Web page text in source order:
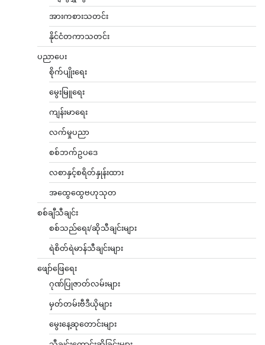
အားကစားသတင်း
နိုင်ငံတကာသတင်း
ပညာပေး
စိုက်ပျိုးရေး
မွေးမြူရေး
ကျန်းမာရေး
လက်မှုပညာ
စစ်ဘက်ဥပဒေ
လစာနှင့်စရိတ်နှုန်းထား
အထွေထွေဗဟုသုတ
စစ်ချီသီချင်း
စစ်သည်ရေး/ဆိုသီချင်းများ
ရဲစိတ်ရဲမာန်သီချင်းများ
ဖျော်ဖြေရေး
ဂုဏ်ပြုဇာတ်လမ်းများ
မှတ်တမ်းဗီဒီယိုများ
မွေးနေ့ဆုတောင်းများ